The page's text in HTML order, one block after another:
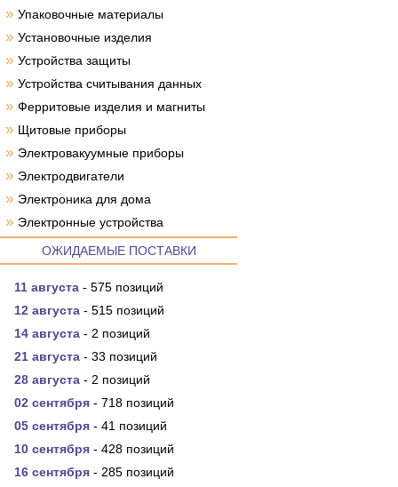
» Упаковочные материалы
» Установочные изделия
» Устройства защиты
» Устройства считывания данных
» Ферритовые изделия и магниты
» Щитовые приборы
» Электровакуумные приборы
» Электродвигатели
» Электроника для дома
» Электронные устройства
ОЖИДАЕМЫЕ ПОСТАВКИ
11 августа - 575 позиций
12 августа - 515 позиций
14 августа - 2 позиций
21 августа - 33 позиций
28 августа - 2 позиций
02 сентября - 718 позиций
05 сентября - 41 позиций
10 сентября - 428 позиций
16 сентября - 285 позиций